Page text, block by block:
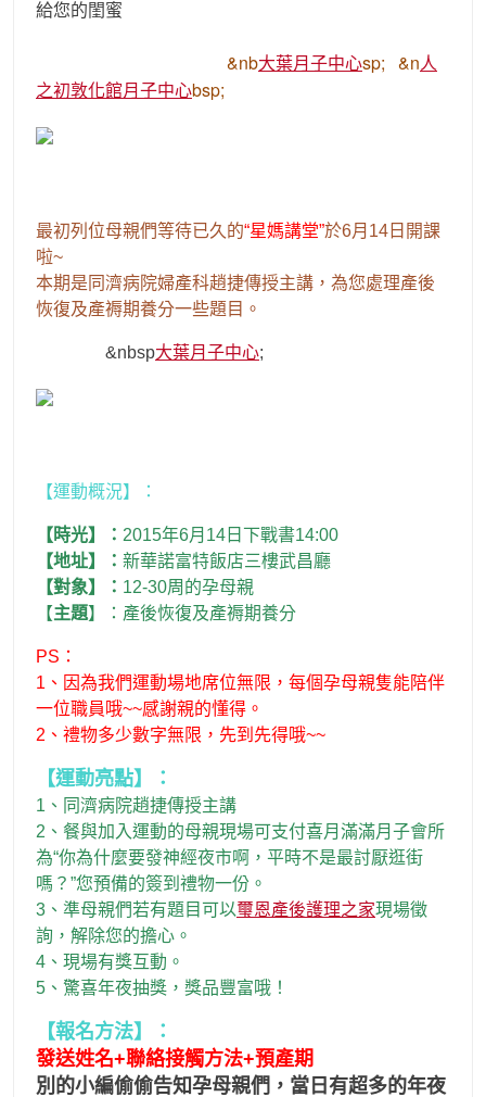
給您的閨蜜
&nb大葉月子中心sp; &n人
之初敦化館月子中心bsp;
最初列位母親們等待已久的“星媽講堂”於6月14日開課
啦~
本期是同濟病院婦產科趙捷傳授主講，為您處理產後
恢復及產褥期養分一些題目。
&nbsp大葉月子中心;
【運動概況】：
【時光】： 2015年6月14日下戰書14:00
【地址】： 新華諾富特飯店三樓武昌廳
【對象】： 12-30周的孕母親
【主題】：產後恢復及產褥期養分
PS：
1、因為我們運動場地席位無限，每個孕母親隻能陪伴
一位職員哦~~感謝親的懂得。
2、禮物多少數字無限，先到先得哦~~
【運動亮點】：
1、同濟病院趙捷傳授主講
2、餐與加入運動的母親現場可支付喜月滿滿月子會所
為“你為什麼要發神經夜市啊，平時不是最討厭逛街
嗎？”您預備的簽到禮物一份。
3、準母親們若有題目可以璽恩產後護理之家現場徵
詢，解除您的擔心。
4、現場有獎互動。
5、驚喜年夜抽獎，獎品豐富哦！
【報名方法】：
發送姓名+聯絡接觸方法+預產期
別的小編偷偷告知孕母親們，當日有超多的年夜